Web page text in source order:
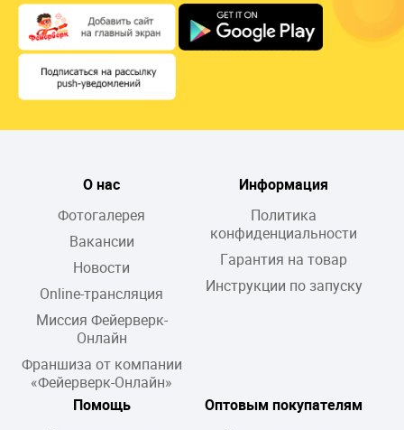
О нас
Фотогалерея
Вакансии
Новости
Online-трансляция
Миссия Фейерверк-
Онлайн
Франшиза от компании
«Фейерверк-Онлайн»
Информация
Политика
конфиденциальности
Гарантия на товар
Инструкции по запуску
Помощь
Оптовым покупателям